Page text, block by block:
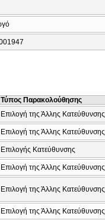
Τύπος Παρακολούθησης
Επιλογή της Άλλης Κατεύθυνσης
Επιλογή της Άλλης Κατεύθυνσης
Επιλογής Κατεύθυνσης
Επιλογή της Άλλης Κατεύθυνσης
Επιλογή της Άλλης Κατεύθυνσης
Επιλογή της Άλλης Κατεύθυνσης